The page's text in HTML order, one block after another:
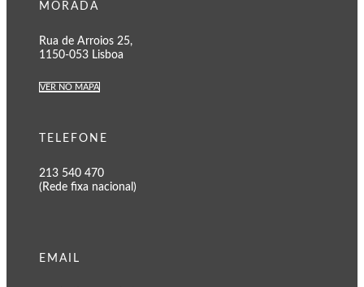
MORADA
Rua de Arroios 25,
1150-053 Lisboa
VER NO MAPA
TELEFONE
213 540 470
(Rede fixa nacional)
EMAIL